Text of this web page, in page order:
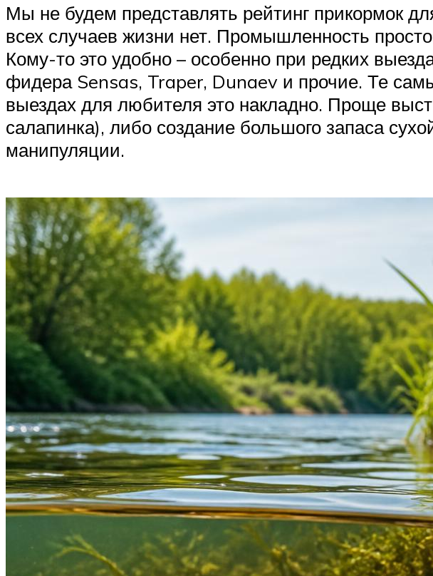
Мы не будем представлять рейтинг прикормок
всех случаев жизни нет. Промышленность
Кому-то это удобно – особенно при редких
фидера Sensas, Traper, Dunaev и прочие. Те
выездах для любителя это накладно. Проще
салапинка), либо создание большого запаса
манипуляции.